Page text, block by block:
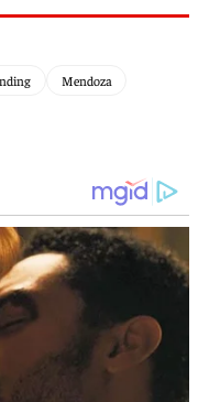
Mendoza